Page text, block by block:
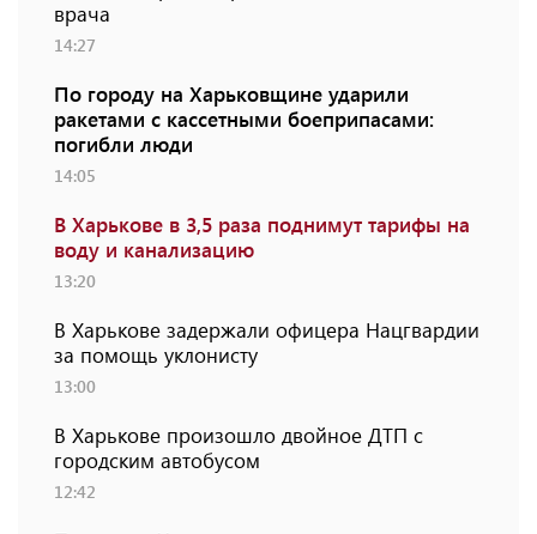
врача
14:27
По городу на Харьковщине ударили
ракетами с кассетными боеприпасами:
погибли люди
14:05
В Харькове в 3,5 раза поднимут тарифы на
воду и канализацию
13:20
В Харькове задержали офицера Нацгвардии
за помощь уклонисту
13:00
В Харькове произошло двойное ДТП с
городским автобусом
12:42